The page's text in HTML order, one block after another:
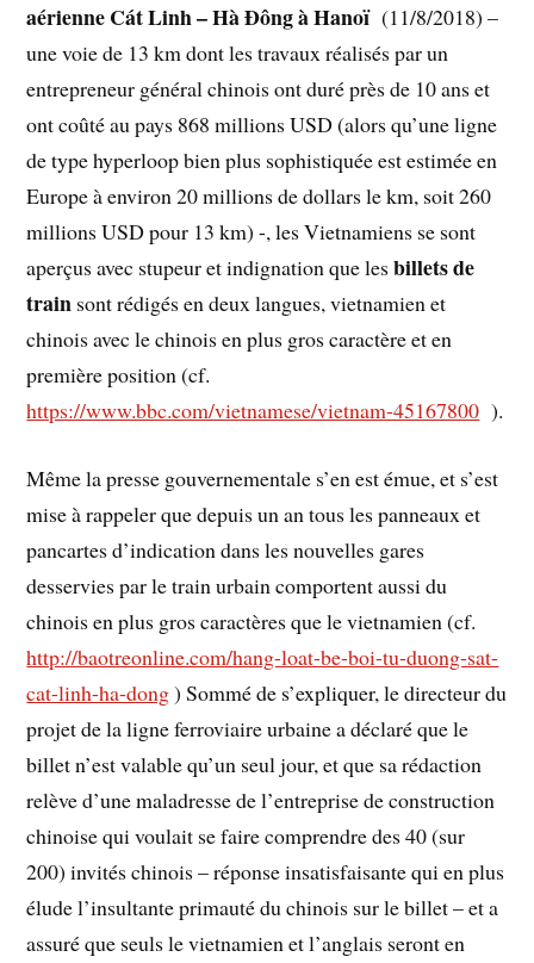
aérienne Cát Linh – Hà Đông à Hanoï(11/8/2018) –
une voie de 13 km dont les travaux réalisés par un
entrepreneur général chinois ont duré près de 10 ans et
ont coûté au pays 868 millions USD (alors qu’une ligne
de type hyperloop bien plus sophistiquée est estimée en
Europe à environ 20 millions de dollars le km, soit 260
millions USD pour 13 km) -, les Vietnamiens se sont
aperçus avec stupeur et indignation que lesbillets de
train sont rédigés en deux langues, vietnamien et
chinois avec le chinois en plus gros caractère et en
première position (cf.
https://www.bbc.com/vietnamese/vietnam-45167800 ).
Même la presse gouvernementale s’en est émue, et s’est
mise à rappeler que depuis un an tous les panneaux et
pancartes d’indication dans les nouvelles gares
desservies par le train urbain comportent aussi du
chinois en plus gros caractères que le vietnamien (cf.
http://baotreonline.com/hang-loat-be-boi-tu-duong-sat-
cat-linh-ha-dong) Sommé de s’expliquer, le directeur du
projet de la ligne ferroviaire urbaine a déclaré que le
billet n’est valable qu’un seul jour, et que sa rédaction
relève d’une maladresse de l’entreprise de construction
chinoise qui voulait se faire comprendre des 40 (sur
200) invités chinois – réponse insatisfaisante qui en plus
élude l’insultante primauté du chinois sur le billet – et a
assuré que seuls le vietnamien et l’anglais seront en